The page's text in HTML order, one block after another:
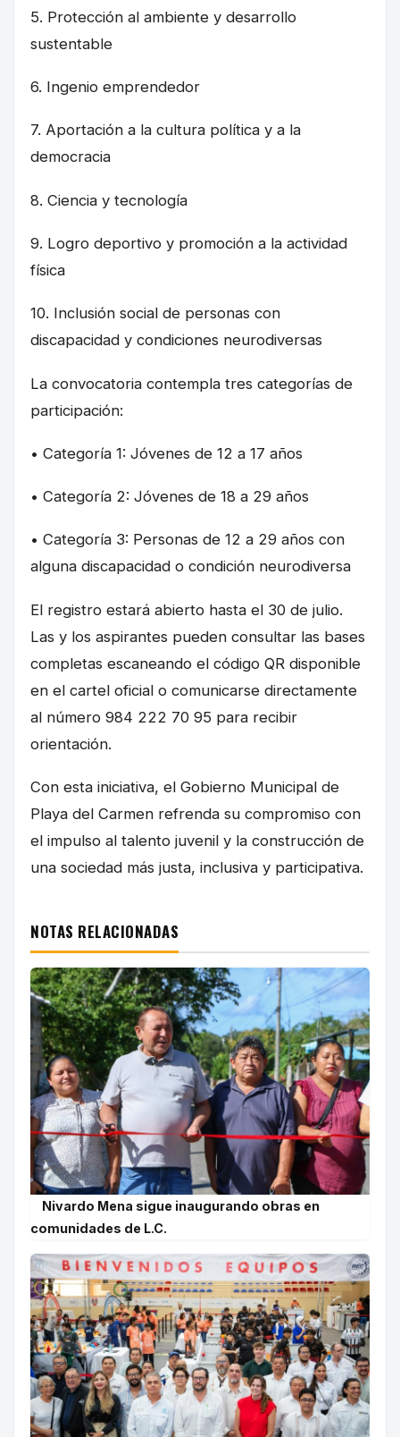
5. Protección al ambiente y desarrollo
sustentable
6. Ingenio emprendedor
7. Aportación a la cultura política y a la
democracia
8. Ciencia y tecnología
9. Logro deportivo y promoción a la actividad
física
10. Inclusión social de personas con
discapacidad y condiciones neurodiversas
La convocatoria contempla tres categorías de
participación:
• Categoría 1: Jóvenes de 12 a 17 años
• Categoría 2: Jóvenes de 18 a 29 años
• Categoría 3: Personas de 12 a 29 años con
alguna discapacidad o condición neurodiversa
El registro estará abierto hasta el 30 de julio.
Las y los aspirantes pueden consultar las bases
completas escaneando el código QR disponible
en el cartel oficial o comunicarse directamente
al número 984 222 70 95 para recibir
orientación.
Con esta iniciativa, el Gobierno Municipal de
Playa del Carmen refrenda su compromiso con
el impulso al talento juvenil y la construcción de
una sociedad más justa, inclusiva y participativa.
NOTAS RELACIONADAS
Nivardo Mena sigue inaugurando obras en
comunidades de L.C.